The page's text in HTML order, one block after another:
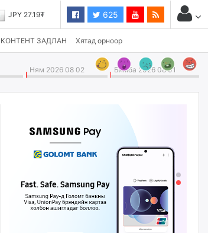
JPY 27.19₮ 625
КОНТЕНТ ЗАДЛАН Хятад орноор
Ням 2026 08 02 Бямба 2026 08 01